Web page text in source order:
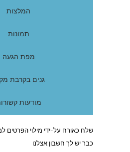
המלצות
תמונות
מפת הגעה
גנים בקרבת
מודעות
שלח כאורח על-ידי מילוי הפרטים
כבר יש לך חשבון אצלנו